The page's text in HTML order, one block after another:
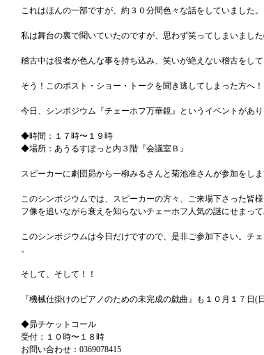
これはほんの一部ですが、約３０分間色々な話をしていました。
私は舞台の裏で聞いていたのですが、思わず笑ってしまいまし
稽古中は役者が色んな事を持ち込み、笑いが絶えない稽古をし
そう！このポスト・ショー・トークを聞き逃してしまった方へ！
今日、シンポジウム『チェーホフ万華鏡』というイベントがあり
◆時間：１７時〜１９時
◆場所：あうるすぽっと内３階『会議室Ｂ』
スピーカーに劇団昴から一柳みるさんと菊池准さんが参加をしま
このシンポジウムでは、スピーカーの方々、ご来場下さった皆
フ像を追いながら衰えを知らないチェーホフ人気の謎にせまって
このシンポジウムは今日だけですので、是非ご参加下さい。チ
。
そして、そして！！
『機械仕掛けのピアノのための未完成の戯曲』も１０月１７日(
◆昴チケットコール
受付：１０時〜１８時
お問い合わせ：0369078415